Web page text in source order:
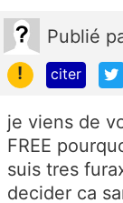
Publié
!
citer
je viens de
FREE
suis tres
decider ca